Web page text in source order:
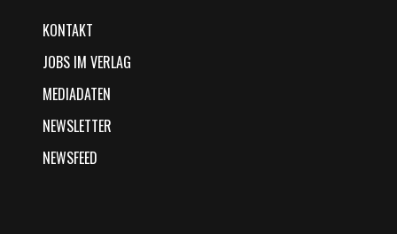
KONTAKT
JOBS IM VERLAG
MEDIADATEN
NEWSLETTER
NEWSFEED